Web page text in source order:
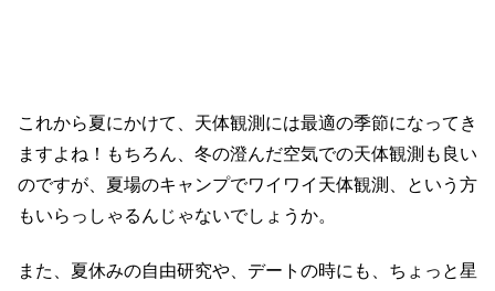
これから夏にかけて、天体観測には最適の季節になってき
ますよね！もちろん、冬の澄んだ空気での天体観測も良い
のですが、夏場のキャンプでワイワイ天体観測、という方
もいらっしゃるんじゃないでしょうか。
また、夏休みの自由研究や、デートの時にも、ちょっと星